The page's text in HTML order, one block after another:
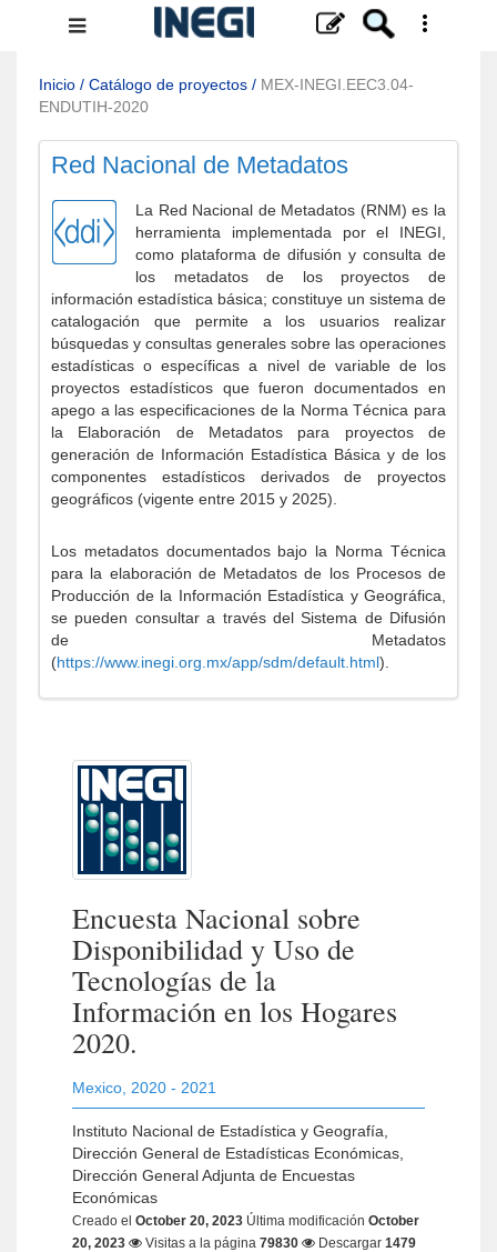
Menú
navegación
Inicio / Catálogo de proyectos / MEX-INEGI.EEC3.04-
ENDUTIH-2020
Red Nacional de Metadatos
La Red Nacional de Metadatos (RNM) es la
herramienta implementada por el INEGI,
como plataforma de difusión y consulta de
los metadatos de los proyectos de
información estadística básica; constituye un sistema de
catalogación que permite a los usuarios realizar
búsquedas y consultas generales sobre las operaciones
estadísticas o específicas a nivel de variable de los
proyectos estadísticos que fueron documentados en
apego a las especificaciones de la Norma Técnica para
la Elaboración de Metadatos para proyectos de
generación de Información Estadística Básica y de los
componentes estadísticos derivados de proyectos
geográficos (vigente entre 2015 y 2025).
Los metadatos documentados bajo la Norma Técnica
para la elaboración de Metadatos de los Procesos de
Producción de la Información Estadística y Geográfica,
se pueden consultar a través del Sistema de Difusión
de Metadatos
(https://www.inegi.org.mx/app/sdm/default.html).
Encuesta Nacional sobre
Disponibilidad y Uso de
Tecnologías de la
Información en los Hogares
2020.
Mexico 2020 - 2021
Instituto Nacional de Estadística y Geografía,
Dirección General de Estadísticas Económicas,
Dirección General Adjunta de Encuestas
Económicas
Creado el October 20, 2023 Última modificación October
20, 2023
Visitas a la página 79830 Descargar 1479